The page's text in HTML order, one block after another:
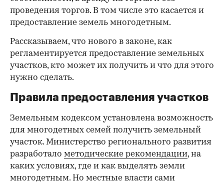
проведения торгов. В том числе это касается и
предоставление земель многодетным.
Рассказываем, что нового в законе, как
регламентируется предоставление земельных
участков, кто может их получить и что для этого
нужно сделать.
Правила предоставления участков
Земельным кодексом установлена возможность
для многодетных семей получить земельный
участок. Министерство регионального развития
разработало методические рекомендации, на
каких условиях, где и как выделять земли
многодетным. Но местные власти сами